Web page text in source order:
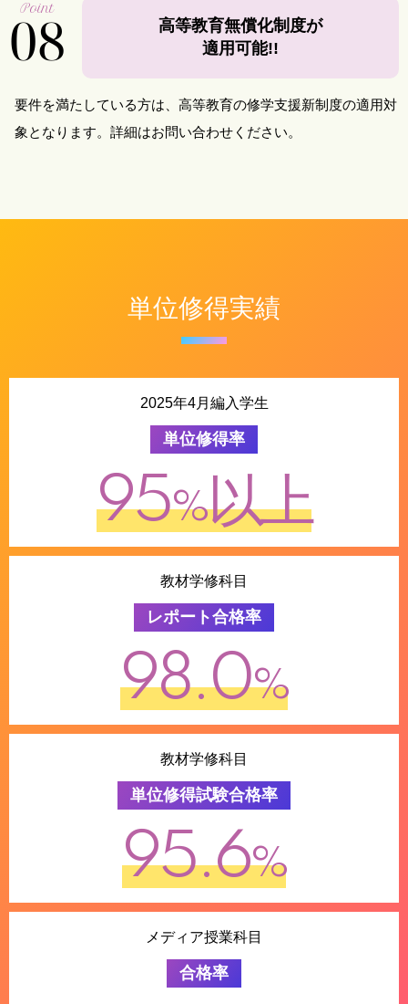
Point
08
高等教育無償化制度が
適用可能!!
要件を満たしている方は、高等教育の修学支援新制度の適用対
象となります。詳細はお問い合わせください。
単位修得実績
2025年4月編入学生
単位修得率
95%以上
教材学修科目
レポート合格率
98.0%
教材学修科目
単位修得試験合格率
95.6%
メディア授業科目
合格率